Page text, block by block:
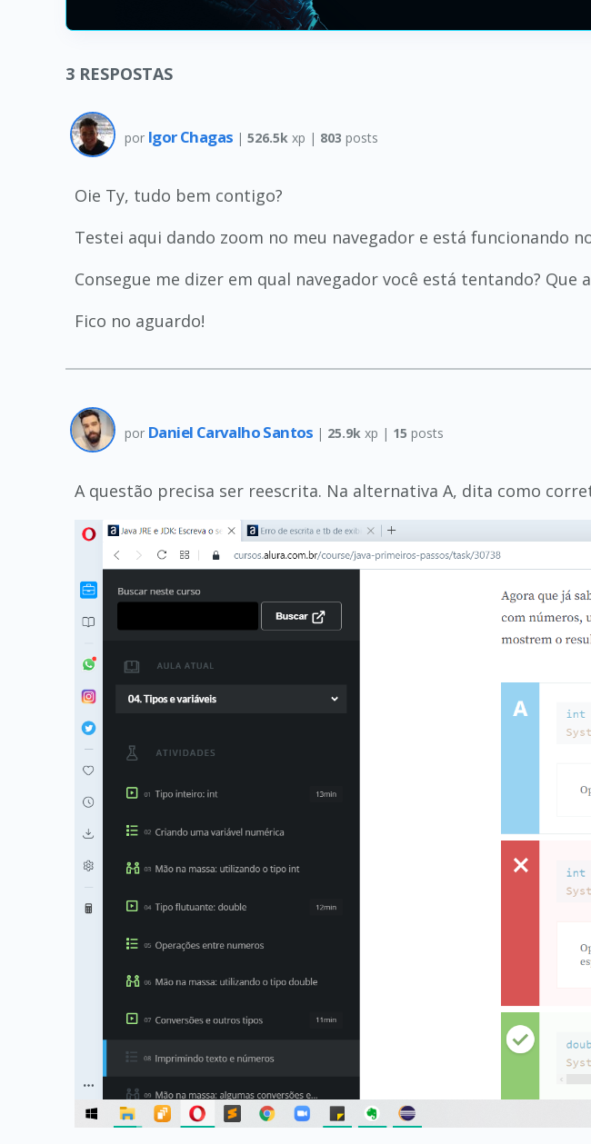
3 RESPOSTAS
por Igor Chagas | 526.5k xp | 803 posts
Oie Ty, tudo bem contigo?
Testei aqui dando zoom no meu navegador e está funcionando
Consegue me dizer em qual navegador você está tentando?
Fico no aguardo!
por Daniel Carvalho Santos | 25.9k xp | 15 posts
A questão precisa ser reescrita. Na alternativa A, dita como